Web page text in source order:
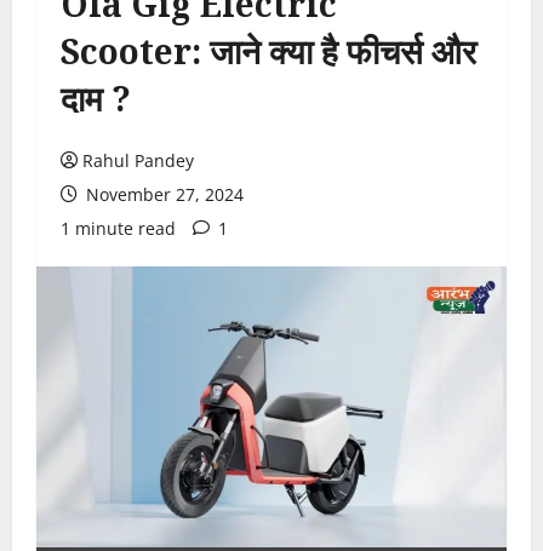
Scooter: जाने क्या है फीचर्स और
दाम ?
Rahul Pandey
November 27, 2024
1 minute read
1